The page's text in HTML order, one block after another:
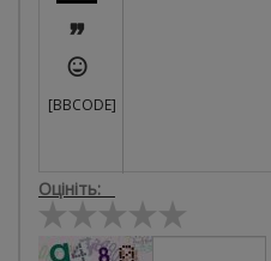


[BBCODE]
Оцініть: